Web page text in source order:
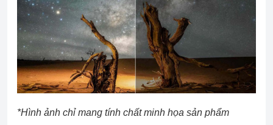
*Hình ảnh chỉ mang tính chất minh họa sản phẩm